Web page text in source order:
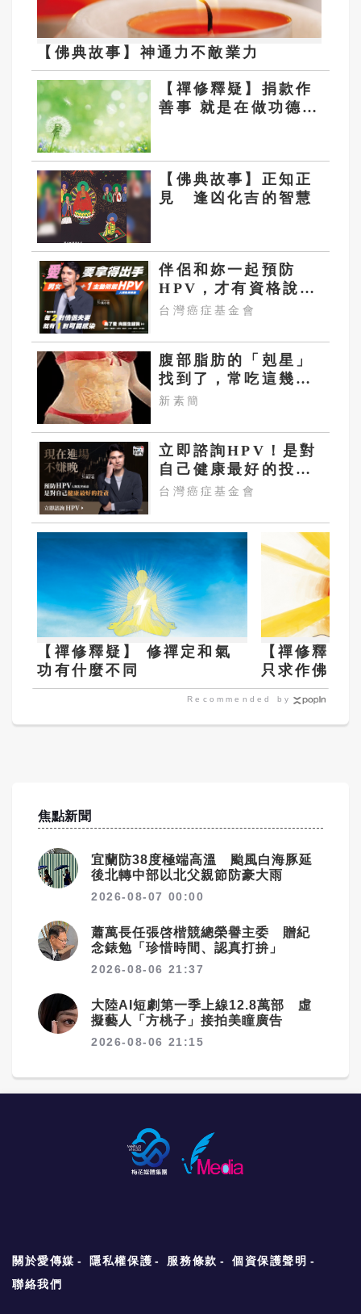
【佛典故事】神通力不敵業力
【禪修釋疑】捐款作
善事 就是在做功德
【佛典故事】正知正
見 逢凶化吉的智慧
伴侶和妳一起預防
HPV，才有資格說愛
妳！
台灣癌症基金會
腹部脂肪的「剋星」
找到了，常吃這幾
物，吃走大肚囊，瘦
新素簡
立即諮詢HPV！是對
自己健康最好的投
資，把握現在不嫌
台灣癌症基金會
【禪修釋疑】 修禪定和氣
功有什麼不同
【禪修釋疑
只求作佛的
Recommended by
焦點新聞
宜蘭防38度極端高溫 颱風白海豚延
後北轉中部以北父親節防豪大雨
2026-08-07 00:00
蕭萬長任張啓楷競總榮譽主委 贈紀
念錶勉「珍惜時間、認真打拚」
2026-08-06 21:37
大陸AI短劇第一季上線12.8萬部 虛
擬藝人「方桃子」接拍美瞳廣告
2026-08-06 21:15
關於愛傳媒 隱私權保護 服務條款
個資保護聲明
聯絡我們